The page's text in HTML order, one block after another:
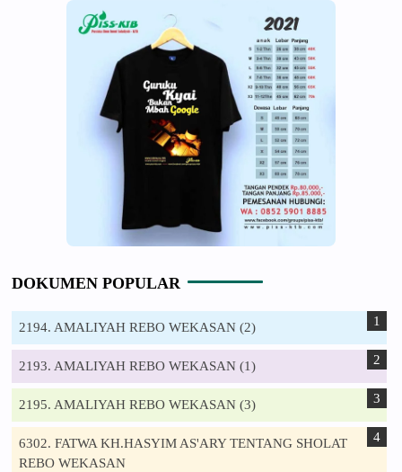
DOKUMEN POPULAR
2194. AMALIYAH REBO WEKASAN (2)
2193. AMALIYAH REBO WEKASAN (1)
2195. AMALIYAH REBO WEKASAN (3)
6302. FATWA KH.HASYIM AS'ARY TENTANG SHOLAT
REBO WEKASAN